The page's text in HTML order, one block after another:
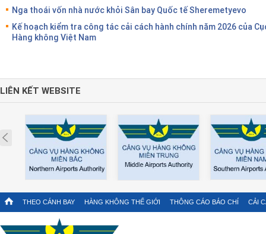
Nga thoái vốn nhà nước khỏi Sân bay Quốc tế Sheremetyevo
Kế hoạch kiểm tra công tác cải cách hành chính năm 2026 của
Hàng không Việt Nam
LIÊN KẾT WEBSITE
Prev
THEO CÁNH BAY HÀNG KHÔNG THẾ GIỚI THÔNG CÁO BÁO CHÍ CẢI